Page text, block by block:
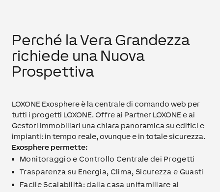
Perché la Vera Grandezza
richiede una Nuova
Prospettiva
LOXONE Exosphere è la centrale di comando web per
tutti i progetti LOXONE. Offre ai Partner LOXONE e ai
Gestori Immobiliari una chiara panoramica su edifici e
impianti: in tempo reale, ovunque e in totale sicurezza.
Exosphere permette:
Monitoraggio e Controllo Centrale dei Progetti
Trasparenza su Energia, Clima, Sicurezza e Guasti
Facile Scalabilità: dalla casa unifamiliare al